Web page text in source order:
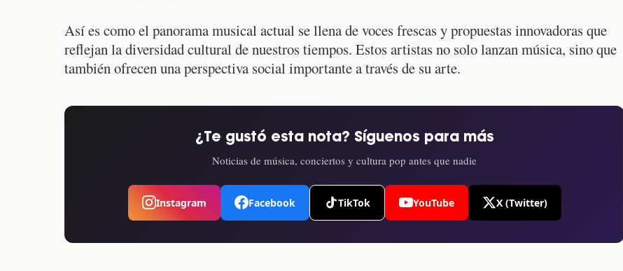
Así es como el panorama musical actual se llena de voces frescas y propuestas innovadoras que
reflejan la diversidad cultural de nuestros tiempos. Estos artistas no solo lanzan música, sino que
también ofrecen una perspectiva social importante a través de su arte.
¿Te gustó esta nota? Síguenos para más
Noticias de música, conciertos y cultura pop antes que nadie
Instagram Facebook TikTok YouTube X (Twitter)